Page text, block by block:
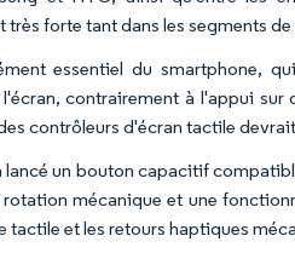
forte tant dans les segments
essentiel du smartphone,
contrairement à l'appui
contrôleurs d'écran tactile
lancé un bouton capacitif
mécanique et une
tactile et les retours haptiques